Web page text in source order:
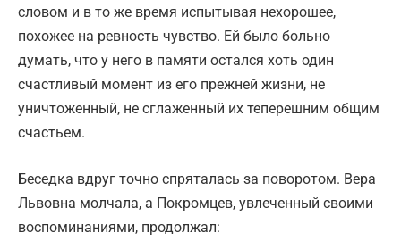
словом и в то же время испытывая нехорошее,
похожее на ревность чувство. Ей было больно
думать, что у него в памяти остался хоть один
счастливый момент из его прежней жизни, не
уничтоженный, не сглаженный их теперешним общим
счастьем.
Беседка вдруг точно спряталась за поворотом. Вера
Львовна молчала, а Покромцев, увлеченный своими
воспоминаниями, продолжал: